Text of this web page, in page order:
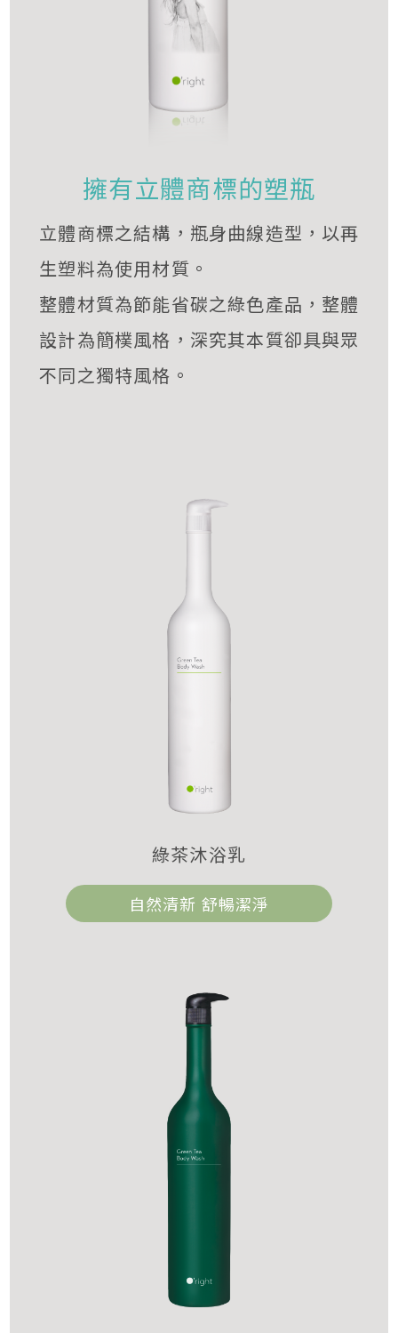
擁有立體商標的塑瓶
立體商標之結構，瓶身曲線造型，以再
生塑料為使用材質。
整體材質為節能省碳之綠色產品，整體
設計為簡樸風格，深究其本質卻具與眾
不同之獨特風格。
綠茶沐浴乳
自然清新 舒暢潔淨